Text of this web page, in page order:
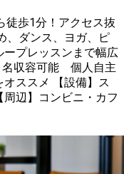
徒歩1分！アクセス抜
プレッスンまで幅広
設備】ス